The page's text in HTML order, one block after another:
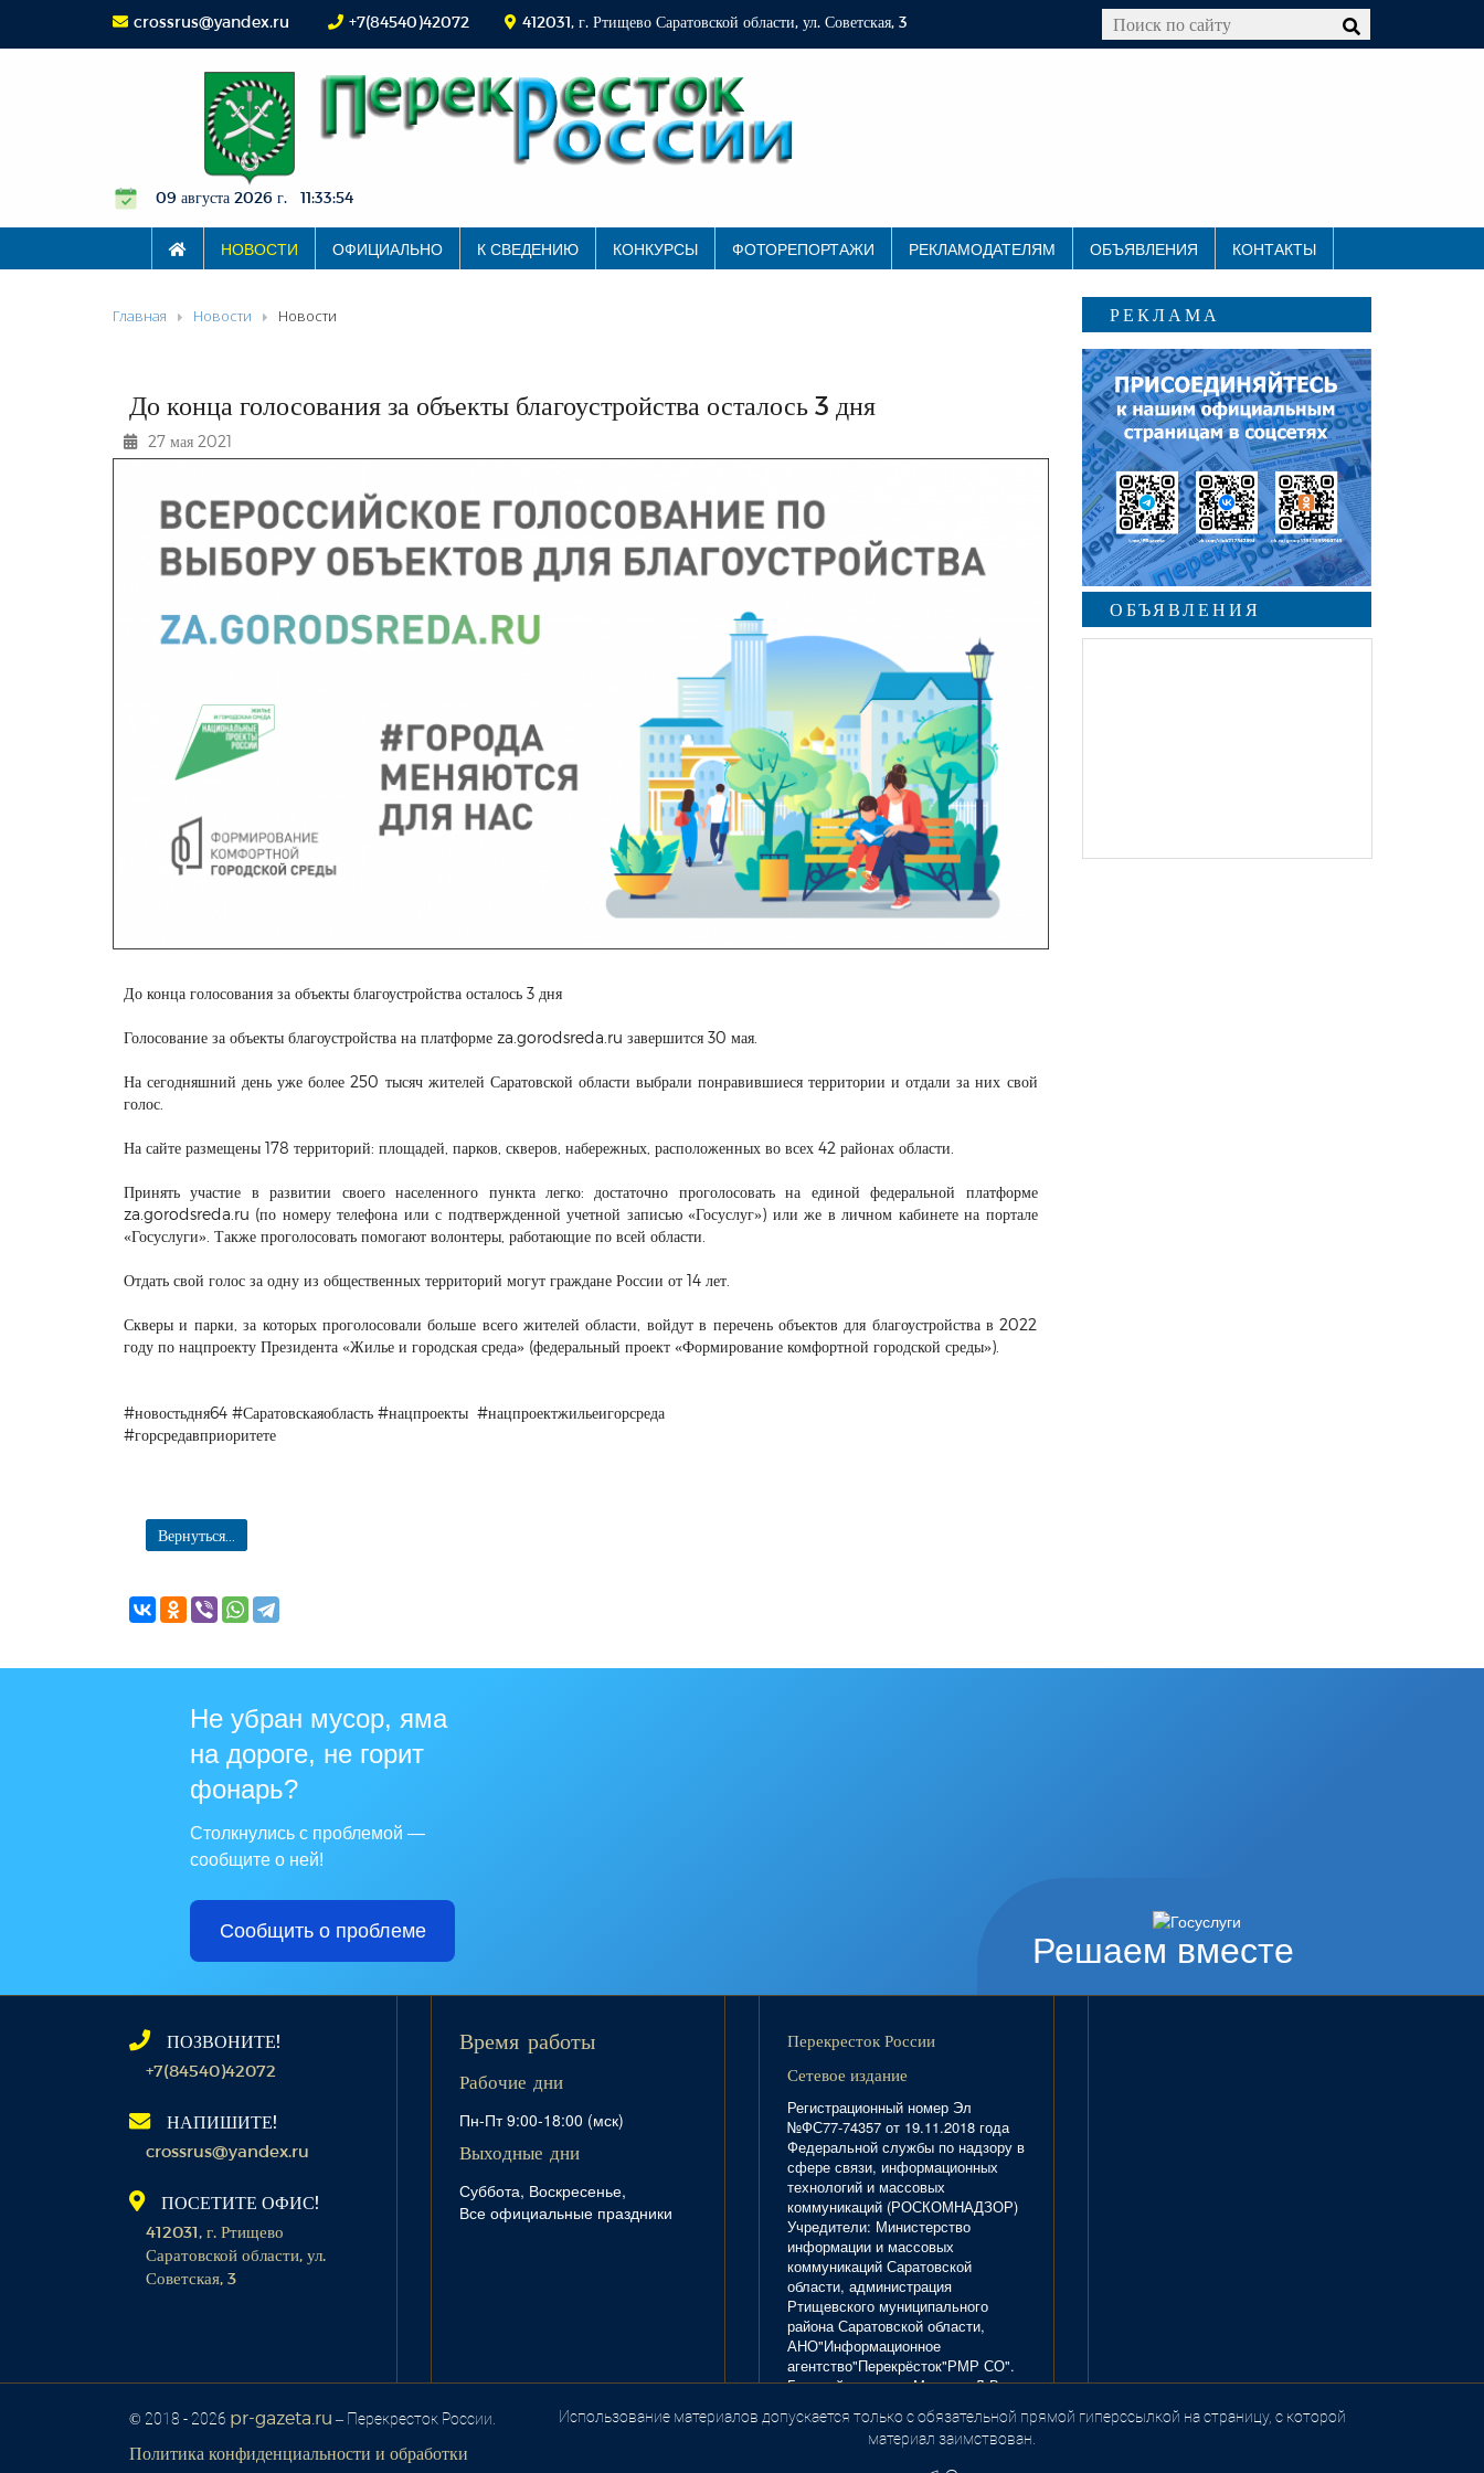
crossrus@yandex.ru +7(84540)42072 412031, г. Ртищево Саратовской области, ул. Советская, 3
09 августа 2026 г. 11:33:54
НОВОСТИ ОФИЦИАЛЬНО К СВЕДЕНИЮ КОНКУРСЫ ФОТОРЕПОРТАЖИ РЕКЛАМОДАТЕЛЯМ ОБЪЯВЛЕНИЯ КОНТАКТЫ
Главная Новости Новости
До конца голосования за объекты благоустройства осталось 3 дня
27 мая 2021
До конца голосования за объекты благоустройства осталось 3 дня
Голосование за объекты благоустройства на платформе za.gorodsreda.ru завершится 30 мая.
На сегодняшний день уже более 250 тысяч жителей Саратовской области выбрали понравившиеся территории и отдали за них свой
голос.
На сайте размещены 178 территорий: площадей, парков, скверов, набережных, расположенных во всех 42 районах области.
Принять участие в развитии своего населенного пункта легко: достаточно проголосовать на единой федеральной платформе
za.gorodsreda.ru (по номеру телефона или с подтвержденной учетной записью «Госуслуг») или же в личном кабинете на портале
«Госуслуги». Также проголосовать помогают волонтеры, работающие по всей области.
Отдать свой голос за одну из общественных территорий могут граждане России от 14 лет.
Скверы и парки, за которых проголосовали больше всего жителей области, войдут в перечень объектов для благоустройства в 2022
году по нацпроекту Президента «Жилье и городская среда» (федеральный проект «Формирование комфортной городской среды»).
#новостьдня64 #Саратовскаяобласть #нацпроекты #нацпроектжильеигорсреда
#горсредавприоритете
Вернуться...
РЕКЛАМА
ОБЪЯВЛЕНИЯ
Решаем вместе
Не убран мусор, яма
на дороге, не горит
фонарь?
Столкнулись с проблемой —
сообщите о ней!
Сообщить о проблеме
ПОЗВОНИТЕ!
+7(84540)42072
НАПИШИТЕ!
crossrus@yandex.ru
ПОСЕТИТЕ ОФИС!
412031, г. Ртищево
Саратовской области, ул.
Советская, 3
Время работы
Рабочие дни
Пн-Пт 9:00-18:00 (мск)
Выходные дни
Суббота, Воскресенье,
Все официальные праздники
Перекресток России
Сетевое издание
Регистрационный номер Эл
№ФС77-74357 от 19.11.2018 года
Федеральной службы по надзору в
сфере связи, информационных
технологий и массовых
коммуникаций (РОСКОМНАДЗОР)
Учредители: Министерство
информации и массовых
коммуникаций Саратовской
области, администрация
Ртищевского муниципального
района Саратовской области,
АНО"Информационное
агентство"Перекрёсток"РМР СО".
Главный редактор Маркова Л.В.
Тел. 8(84540)4-20-72; отдел
рекламы - 4-29-10.
© 2018 - 2026 pr-gazeta.ru – Перекресток России.
Политика конфиденциальности и обработки
Использование материалов допускается только с обязательной прямой гиперссылкой на страницу, с которой
материал заимствован.